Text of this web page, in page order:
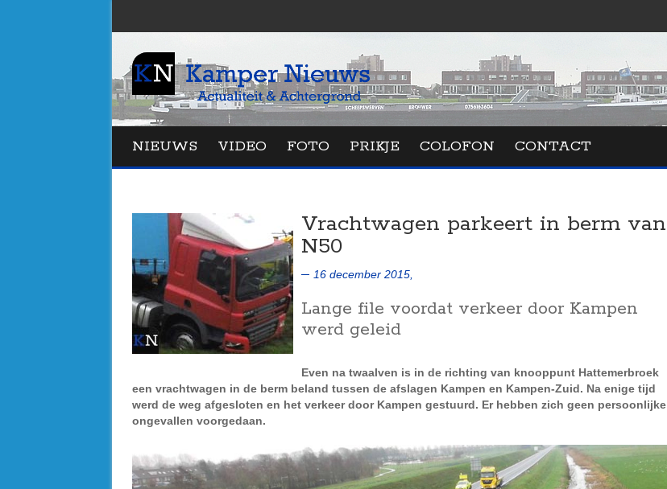
NIEUWS VIDEO FOTO PRIKJE COLOFON CONTACT
Vrachtwagen parkeert in berm van
N50
16 december 2015,
Lange file voordat verkeer door Kampen
werd geleid
Even na twaalven is in de richting van knooppunt Hattemerbroek
een vrachtwagen in de berm beland tussen de afslagen Kampen en Kampen-Zuid. Na enige tijd
werd de weg afgesloten en het verkeer door Kampen gestuurd. Er hebben zich geen persoonlijke
ongevallen voorgedaan.